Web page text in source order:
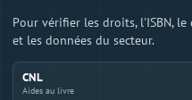
Pour vérifier les droits, l'ISBN,
et les données du secteur.
CNL
Aides au livre